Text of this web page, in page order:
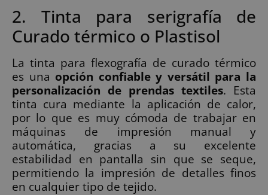
2. Tinta para serigrafía de
Curado térmico o Plastisol
La tinta para flexografía de curado térmico
es una opción confiable y versátil para la
personalización de prendas textiles. Esta
tinta cura mediante la aplicación de calor,
por lo que es muy cómoda de trabajar en
máquinas de impresión manual y
automática, gracias a su excelente
estabilidad en pantalla sin que se seque,
permitiendo la impresión de detalles finos
en cualquier tipo de tejido.